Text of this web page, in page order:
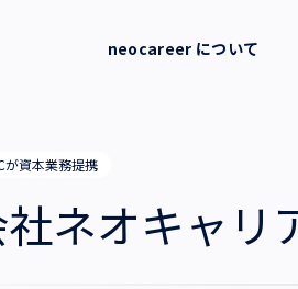
neocareer について
が資本業務提携
ネオキャリ